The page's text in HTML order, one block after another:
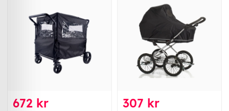
672 kr 307 kr